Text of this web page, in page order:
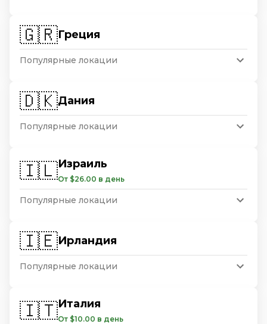
🇬🇷Греция
Популярные локации
🇩🇰Дания
Популярные локации
🇮🇱Израиль
От $26.00 в день
Популярные локации
🇮🇪Ирландия
Популярные локации
🇮🇹Италия
От $10.00 в день